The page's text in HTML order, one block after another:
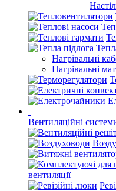
Нагрівальні
Нагрівальні
Вентиляційні
вентиляції